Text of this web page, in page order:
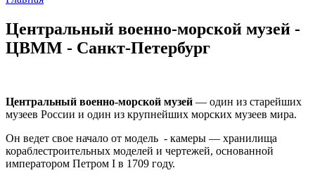
Центральный военно-морской музей -
ЦВММ - Санкт-Петербург
Центральный военно-морской музей — один из старейших
музеев России и один из крупнейших морских музеев мира.
Он ведет свое начало от модель - камеры — хранилища
кораблестроительных моделей и чертежей, основанной
императором Петром I в 1709 году.